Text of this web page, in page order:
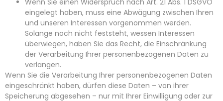
Wenn Sie einen Widerspruch nach Art. 21 Abs. 1 DSGVO
eingelegt haben, muss eine Abwägung zwischen Ihren
und unseren Interessen vorgenommen werden.
Solange noch nicht feststeht, wessen Interessen
überwiegen, haben Sie das Recht, die Einschränkung
der Verarbeitung Ihrer personenbezogenen Daten zu
verlangen.
Wenn Sie die Verarbeitung Ihrer personenbezogenen Daten
eingeschränkt haben, dürfen diese Daten – von ihrer
Speicherung abgesehen – nur mit Ihrer Einwilligung oder zur